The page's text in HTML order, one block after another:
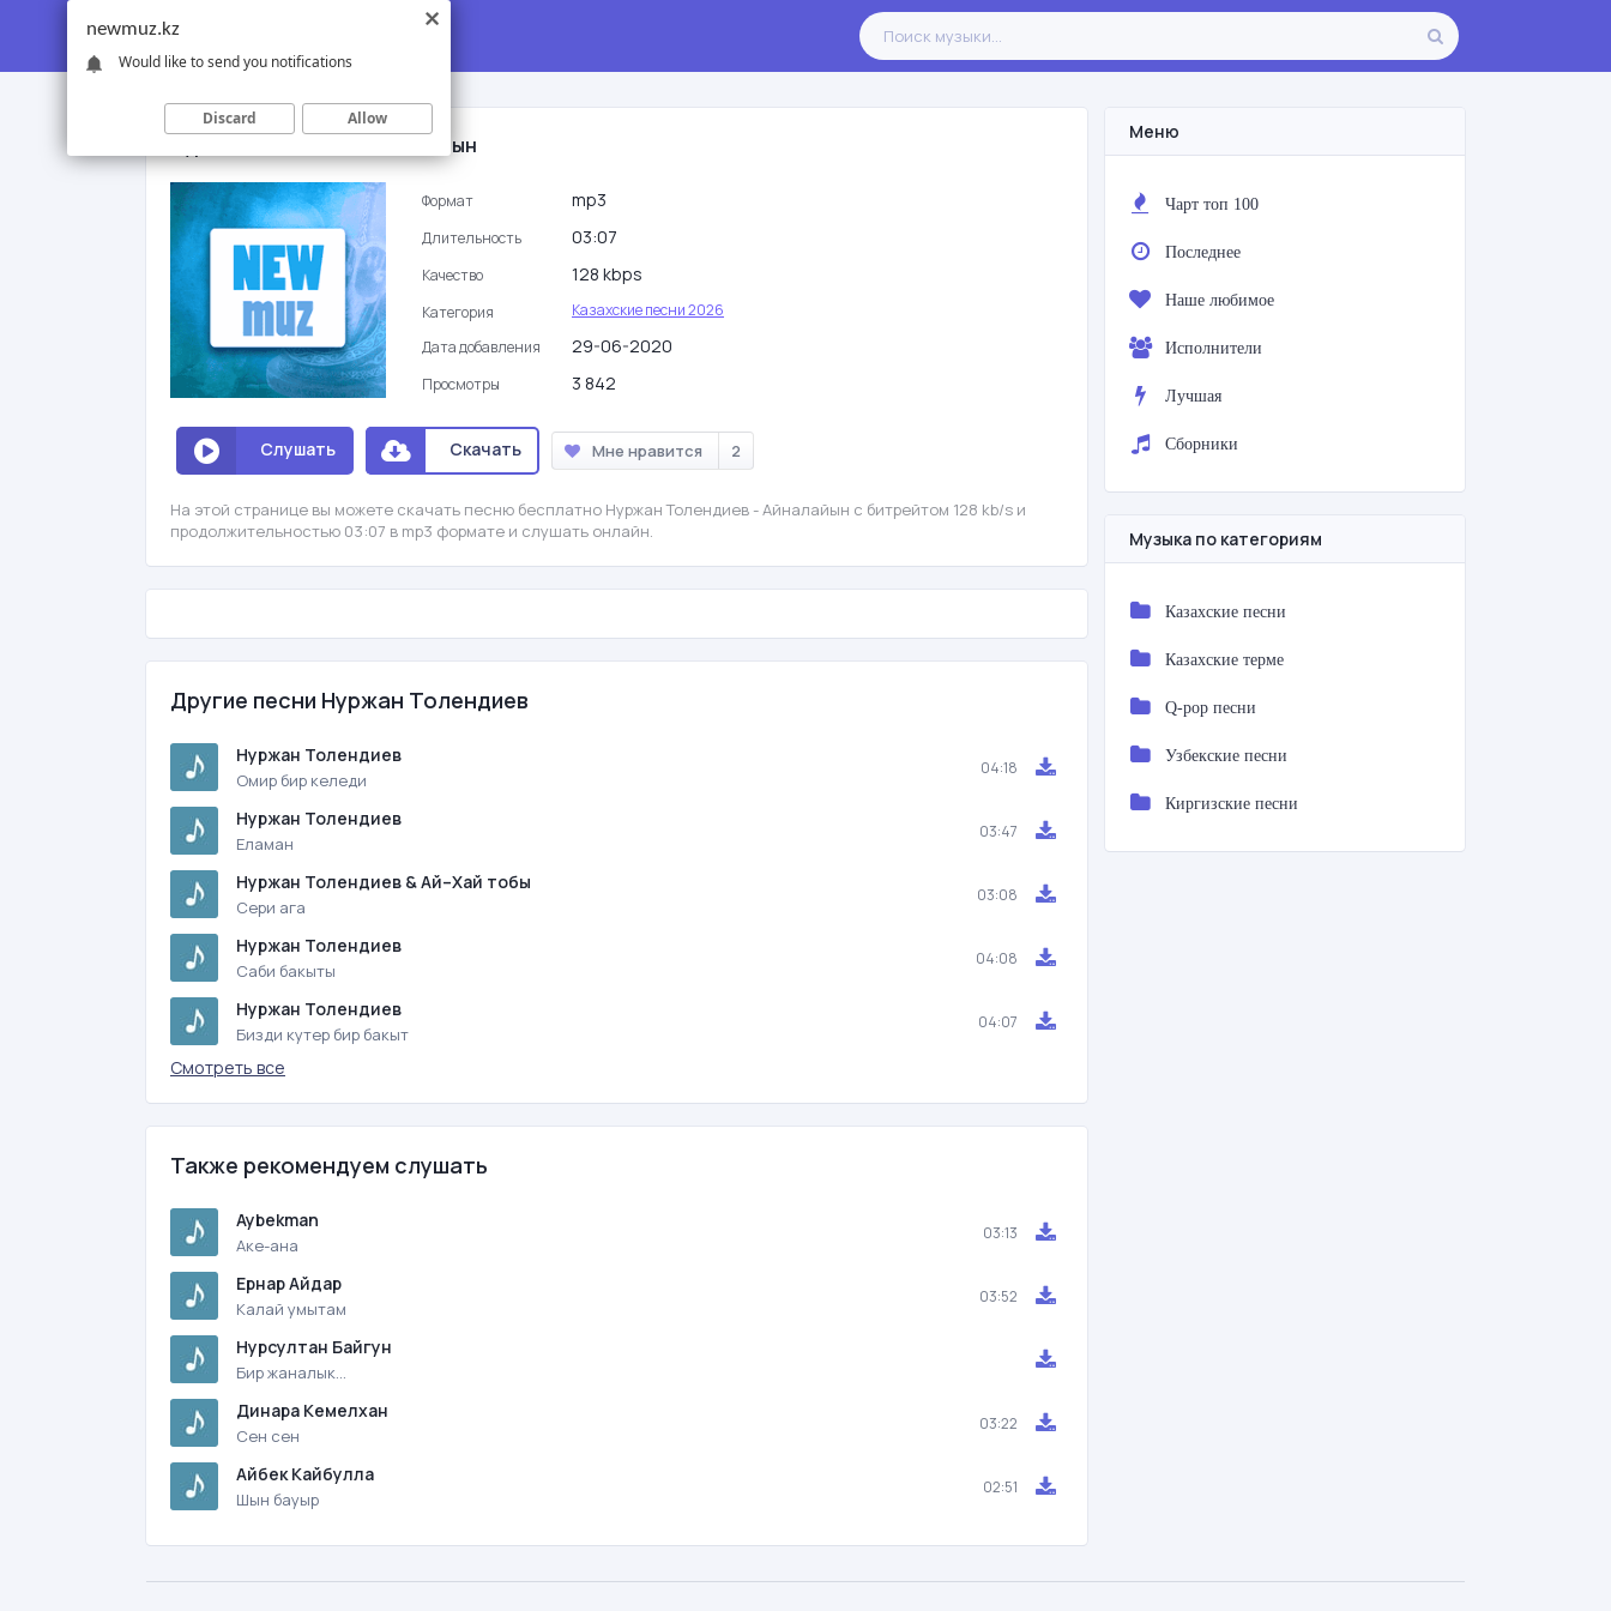
Нуржан Толендиев - Айналайын
Формат mp3
Длительность 03:07
Качество 128 kbps
Категория
Казахские песни 2026
Дата добавления
29-06-2020
Просмотры 3 842
Слушать Скачать Мне нравится 2
На этой странице вы можете скачать песню бесплатно Нуржан Толендиев - Айналайын с битрейтом 128 kb/s и
продолжительностью 03:07 в mp3 формате и слушать онлайн.
Другие песни Нуржан Толендиев
Нуржан Толендиев
Омир бир келеди
04:18
Нуржан Толендиев
Еламан
03:47
Нуржан Толендиев & Ай–Хай тобы
Сери ага
03:08
Нуржан Толендиев
Саби бакыты
04:08
Нуржан Толендиев
Бизди кутер бир бакыт
04:07
Смотреть все
Также рекомендуем слушать
Aybekman
Аке-ана
03:13
Ернар Айдар
Калай умытам
03:52
Нурсултан Байгун
Бир жаналык...
Динара Кемелхан
Сен сен
03:22
Айбек Кайбулла
Шын бауыр
02:51
Меню
Чарт топ 100
Последнее
Наше любимое
Исполнители
Лучшая
Сборники
Музыка по категориям
Казахские песни
Казахские терме
Q-pop песни
Узбекские песни
Киргизские песни
newmuz.kz
Would like to send you notifications
Discard Allow